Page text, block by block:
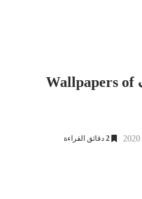
خلفيات السحر للهاتف Wallpapers of
2 دقائق القراءة